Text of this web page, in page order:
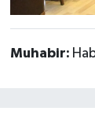
Muhabir: